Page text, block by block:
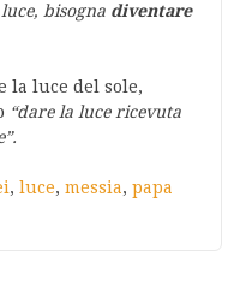
bisogna diventare
la luce del sole,
“dare la luce ricevuta
, luce, messia, papa